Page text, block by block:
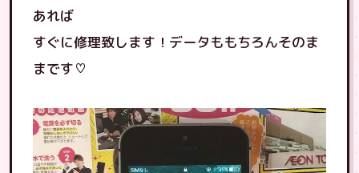
あれば
すぐに修理致します！データももちろんそのま
まです♡